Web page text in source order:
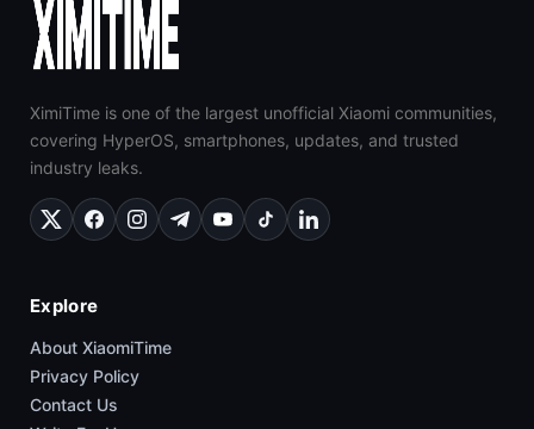
XimiTime is one of the largest unofficial Xiaomi communities,
covering HyperOS, smartphones, updates, and trusted
industry leaks.
Explore
About XiaomiTime
Privacy Policy
Contact Us